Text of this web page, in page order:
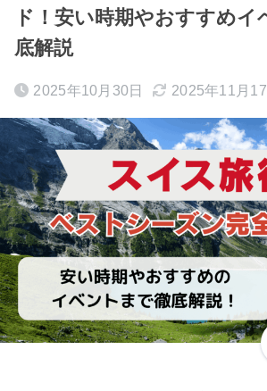
ド！安い時期やおすすめ
底解説
2025年10月30日 2025年11月17